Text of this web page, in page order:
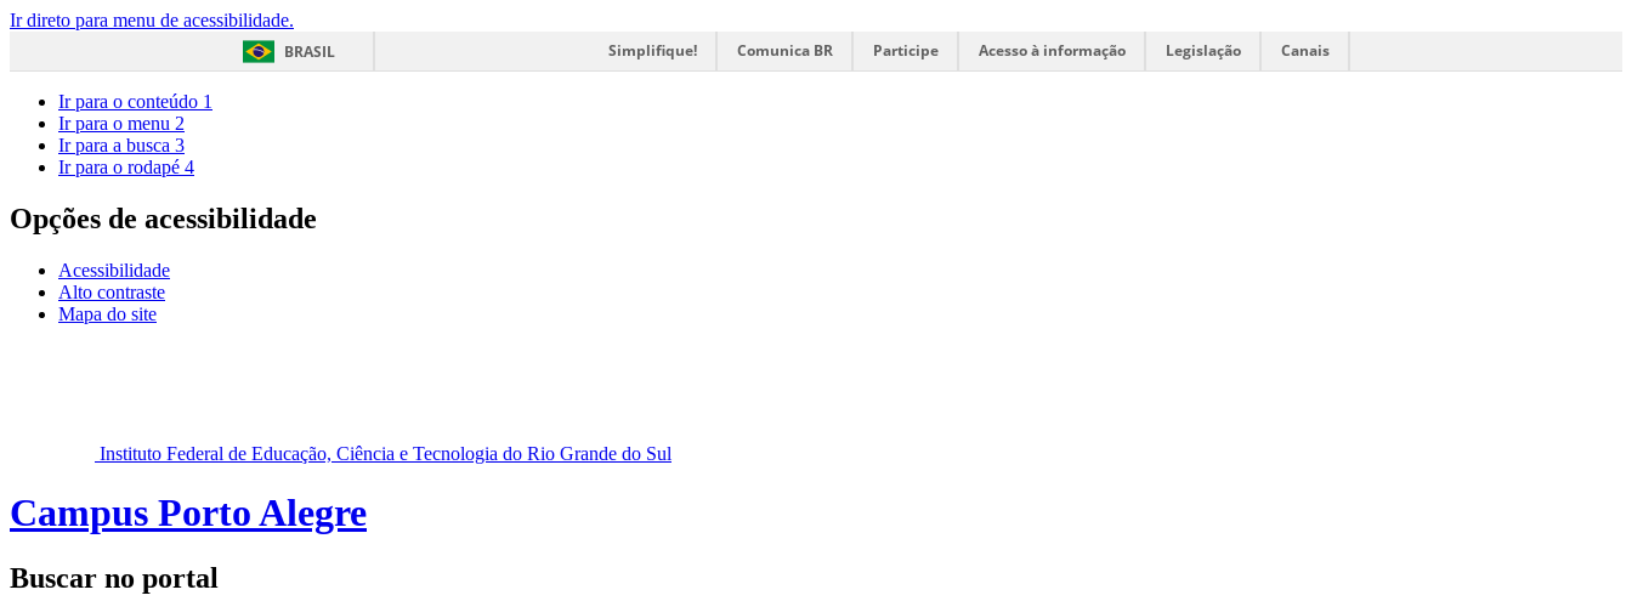
Ir direto para menu de acessibilidade.
BRASIL
Simplifique! Comunica BR Participe Acesso à informação Legislação Canais
Ir para o conteúdo 1
Ir para o menu 2
Ir para a busca 3
Ir para o rodapé 4
Opções de acessibilidade
Acessibilidade
Alto contraste
Mapa do site
Instituto Federal de Educação, Ciência e Tecnologia do Rio Grande do Sul
Campus Porto Alegre
Buscar no portal